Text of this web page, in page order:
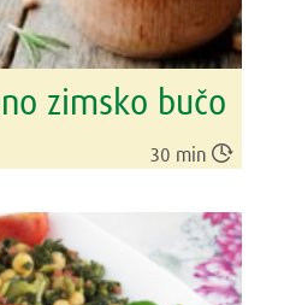
zimsko bučo
30 min 